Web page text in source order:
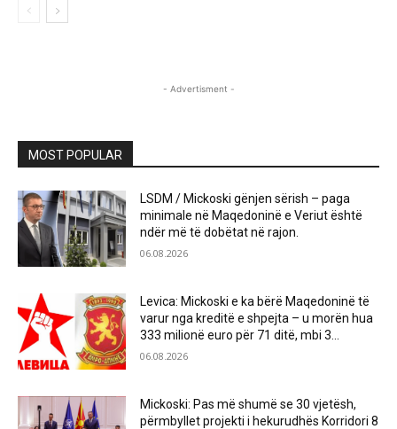
- Advertisment -
MOST POPULAR
LSDM / Mickoski gënjen sërish – paga
minimale në Maqedoninë e Veriut është
ndër më të dobëtat në rajon.
06.08.2026
Levica: Mickoski e ka bërë Maqedoninë të
varur nga kreditë e shpejta – u morën hua
333 milionë euro për 71 ditë, mbi 3...
06.08.2026
Mickoski: Pas më shumë se 30 vjetësh,
përmbyllet projekti i hekurudhës Korridori 8